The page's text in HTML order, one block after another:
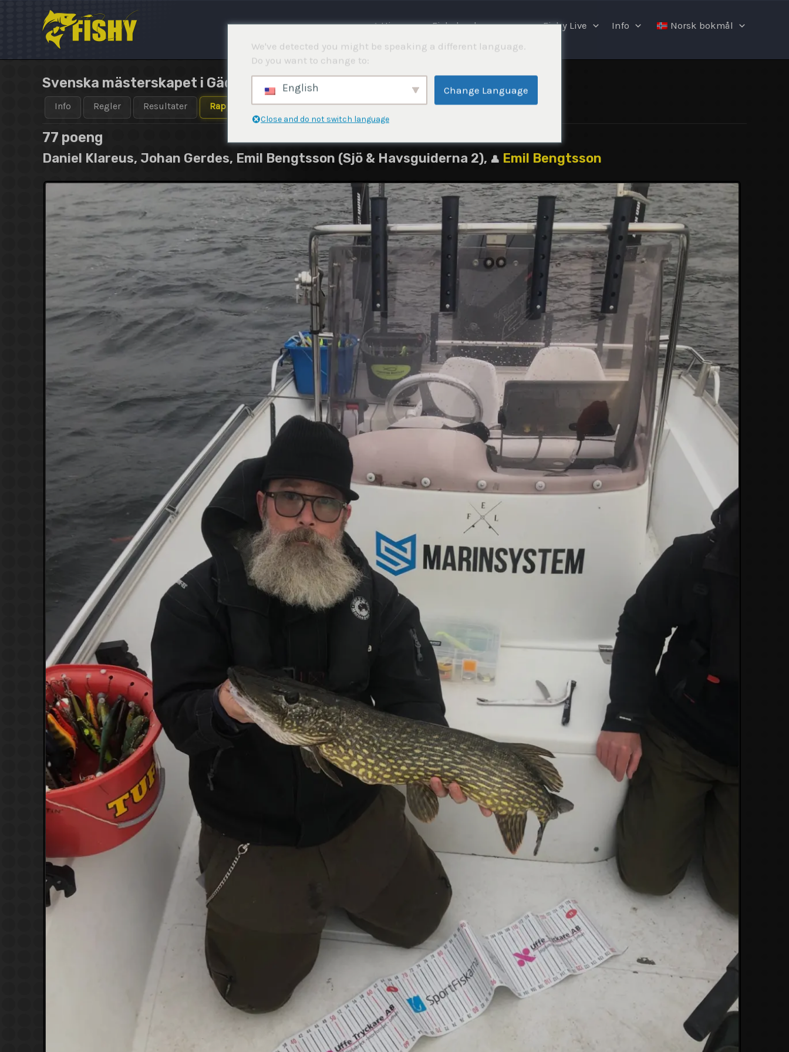
⌂ Hjemme Fiskekonkurranser Fishy Live Info Norsk bokmål
Svenska mästerskapet i Gädda 2021
Info Regler Resultater Rapporter
77 poeng
Daniel Klareus, Johan Gerdes, Emil Bengtsson (Sjö & Havsguiderna 2), 👤 Emil Bengtsson
We've detected you might be speaking a different language.
Do you want to change to:
English Change Language
Close and do not switch language